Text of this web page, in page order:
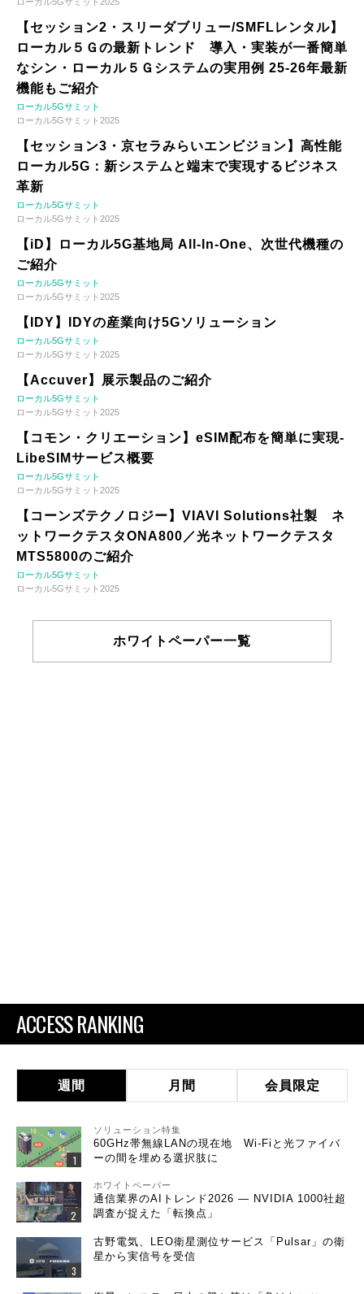
【セッション2・スリーダブリュー/SMFLレンタル】
ローカル５Ｇの最新トレンド 導入・実装が一番簡単
なシン・ローカル５Ｇシステムの実用例 25-26年最新
機能もご紹介
ローカル5Gサミット
ローカル5Gサミット2025
【セッション3・京セラみらいエンビジョン】高性能
ローカル5G：新システムと端末で実現するビジネス
革新
ローカル5Gサミット
ローカル5Gサミット2025
【iD】ローカル5G基地局 All-In-One、次世代機種の
ご紹介
ローカル5Gサミット
ローカル5Gサミット2025
【IDY】IDYの産業向け5Gソリューション
ローカル5Gサミット
ローカル5Gサミット2025
【Accuver】展示製品のご紹介
ローカル5Gサミット
ローカル5Gサミット2025
【コモン・クリエーション】eSIM配布を簡単に実現-
LibeSIMサービス概要
ローカル5Gサミット
ローカル5Gサミット2025
【コーンズテクノロジー】VIAVI Solutions社製 ネ
ットワークテスタONA800／光ネットワークテスタ
MTS5800のご紹介
ローカル5Gサミット
ローカル5Gサミット2025
ホワイトペーパー一覧
ACCESS RANKING
週間 月間 会員限定
ソリューション特集
60GHz帯無線LANの現在地 Wi-Fiと光ファイバ
ーの間を埋める選択肢に
ホワイトペーパー
通信業界のAIトレンド2026 ― NVIDIA 1000社超
調査が捉えた「転換点」
古野電気、LEO衛星測位サービス「Pulsar」の衛
星から実信号を受信